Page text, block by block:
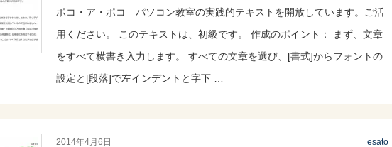
ポコ・ア・ポコ パソコン教室の実践的テキストを開放しています。ご活
用ください。 このテキストは、初級です。 作成のポイント： まず、文章
をすべて横書き入力します。 すべての文章を選び、[書式]からフォントの
設定と[段落]で左インデントと字下 …
2014年4月6日 esato